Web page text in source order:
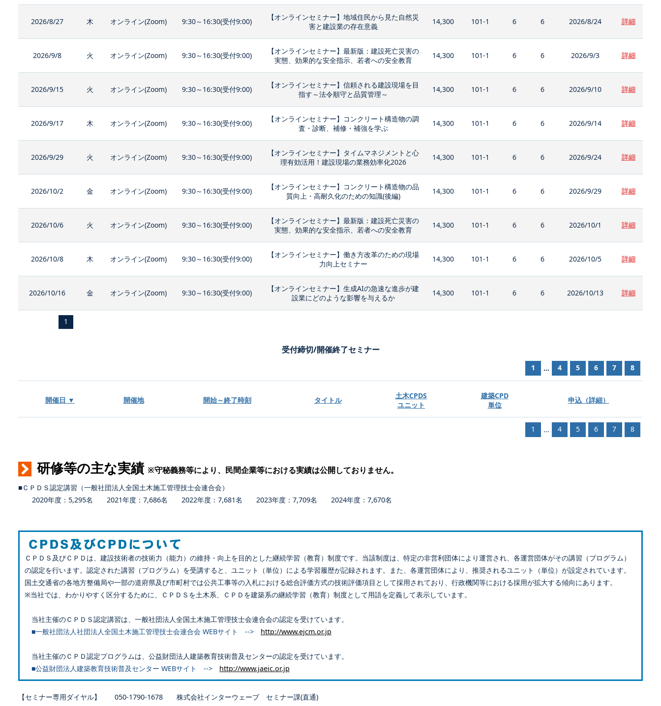
2026/8/27 木 オンライン(Zoom) 9:30～16:30(受付9:00)
【オンラインセミナー】地域住民から見た自然災
害と建設業の存在意義
14,300 101-1 6 6 2026/8/24 詳細
2026/9/8 火 オンライン(Zoom) 9:30～16:30(受付9:00)
【オンラインセミナー】最新版：建設死亡災害の
実態、効果的な安全指示、若者への安全教育
14,300 101-1 6 6 2026/9/3 詳細
2026/9/15 火 オンライン(Zoom) 9:30～16:30(受付9:00)
【オンラインセミナー】信頼される建設現場を目
指す～法令順守と品質管理～
14,300 101-1 6 6 2026/9/10 詳細
2026/9/17 木 オンライン(Zoom) 9:30～16:30(受付9:00)
【オンラインセミナー】コンクリート構造物の調
査・診断、補修・補強を学ぶ
14,300 101-1 6 6 2026/9/14 詳細
2026/9/29 火 オンライン(Zoom) 9:30～16:30(受付9:00)
【オンラインセミナー】タイムマネジメントと心
理有効活用！建設現場の業務効率化2026
14,300 101-1 6 6 2026/9/24 詳細
2026/10/2 金 オンライン(Zoom) 9:30～16:30(受付9:00)
【オンラインセミナー】コンクリート構造物の品
質向上・高耐久化のための知識(後編)
14,300 101-1 6 6 2026/9/29 詳細
2026/10/6 火 オンライン(Zoom) 9:30～16:30(受付9:00)
【オンラインセミナー】最新版：建設死亡災害の
実態、効果的な安全指示、若者への安全教育
14,300 101-1 6 6 2026/10/1 詳細
2026/10/8 木 オンライン(Zoom) 9:30～16:30(受付9:00)
【オンラインセミナー】働き方改革のための現場
力向上セミナー
14,300 101-1 6 6 2026/10/5 詳細
2026/10/16 金 オンライン(Zoom) 9:30～16:30(受付9:00)
【オンラインセミナー】生成AIの急速な進歩が建
設業にどのような影響を与えるか
14,300 101-1 6 6 2026/10/13 詳細
1
受付締切/開催終了セミナー
1 ... 4 5 6 7 8
開催日 ▼ 開催地 開始～終了時刻 タイトル
土木CPDS
ユニット
建築CPD
単位
申込（詳細）
1 ... 4 5 6 7 8
研修等の主な実績 ※守秘義務等により、民間企業等における実績は公開しておりません。
■ＣＰＤＳ認定講習（一般社団法人全国土木施工管理技士会連合会）
2020年度：5,295名 2021年度：7,686名 2022年度：7,681名 2023年度：7,709名 2024年度：7,670名
ＣＰＤＳ及びＣＰＤは、建設技術者の技術力（能力）の維持・向上を目的とした継続学習（教育）制度です。当該制度は、特定の非営利団体により運営され、各運営団体がその講習（プログラム）
の認定を行います。認定された講習（プログラム）を受講すると、ユニット（単位）による学習履歴が記録されます。また、各運営団体により、推奨されるユニット（単位）が設定されています。
国土交通省の各地方整備局や一部の道府県及び市町村では公共工事等の入札における総合評価方式の技術評価項目として採用されており、行政機関等における採用が拡大する傾向にあります。
※当社では、わかりやすく区分するために、ＣＰＤＳを土木系、ＣＰＤを建築系の継続学習（教育）制度として用語を定義して表示しています。
当社主催のＣＰＤＳ認定講習は、一般社団法人全国土木施工管理技士会連合会の認定を受けています。
■一般社団法人社団法人全国土木施工管理技士会連合会 WEBサイト --> http://www.ejcm.or.jp
当社主催のＣＰＤ認定プログラムは、公益財団法人建築教育技術普及センターの認定を受けています。
■公益財団法人建築教育技術普及センター WEBサイト --> http://www.jaeic.or.jp
【セミナー専用ダイヤル】 050-1790-1678 株式会社インターウェーブ セミナー課(直通)